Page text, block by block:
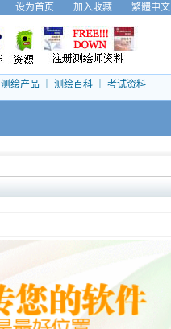
设为首页 加入收藏 繁體中文
测绘产品 测绘百科｜ 考试资料